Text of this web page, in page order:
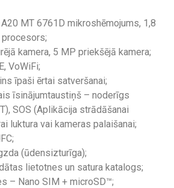
MT 6761D mikroshēmojums, 1,8
kamera, 5 MP priekšējā kamera;
VoWiFi;
īpaši ērtai satveršanai;
īsinājumtaustiņš – noderīgs
SOS (Aplikācija strādāšanai
luktura vai kameras palaišanai;
(ūdensizturīga);
lietotnes un satura katalogs;
– Nano SIM + microSD™;